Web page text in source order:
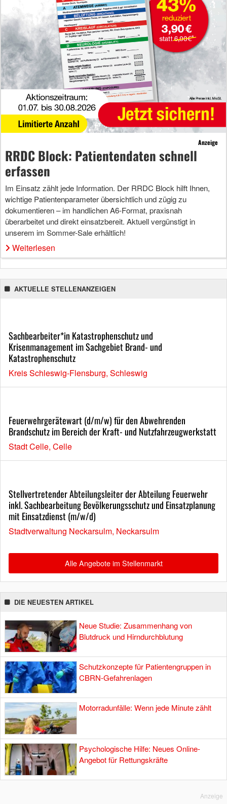
Anzeige
RRDC Block: Patientendaten schnell
erfassen
Im Einsatz zählt jede Information. Der RRDC Block hilft Ihnen,
wichtige Patientenparameter übersichtlich und zügig zu
dokumentieren – im handlichen A6-Format, praxisnah
überarbeitet und direkt einsatzbereit. Aktuell vergünstigt in
unserem im Sommer-Sale erhältlich!
Weiterlesen
AKTUELLE STELLENANZEIGEN
Sachbearbeiter*in Katastrophenschutz und
Krisenmanagement im Sachgebiet Brand- und
Katastrophenschutz
Kreis Schleswig-Flensburg, Schleswig
Feuerwehrgerätewart (d/m/w) für den Abwehrenden
Brandschutz im Bereich der Kraft- und Nutzfahrzeugwerkstatt
Stadt Celle, Celle
Stellvertretender Abteilungsleiter der Abteilung Feuerwehr
inkl. Sachbearbeitung Bevölkerungsschutz und Einsatzplanung
mit Einsatzdienst (m/w/d)
Stadtverwaltung Neckarsulm, Neckarsulm
Alle Angebote im Stellenmarkt
DIE NEUESTEN ARTIKEL
Neue Studie: Zusammenhang von
Blutdruck und Hirndurchblutung
Schutzkonzepte für Patientengruppen in
CBRN-Gefahrenlagen
Motorradunfälle: Wenn jede Minute zählt
Psychologische Hilfe: Neues Online-
Angebot für Rettungskräfte
Anzeige